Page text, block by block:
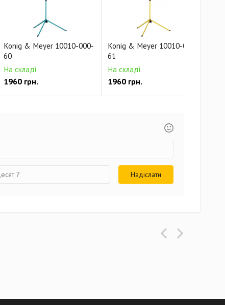
Konig & Meyer 10010-000-
60
На складі
1960 грн.
Konig & Meyer 10010-000-
61
На складі
1960 грн.